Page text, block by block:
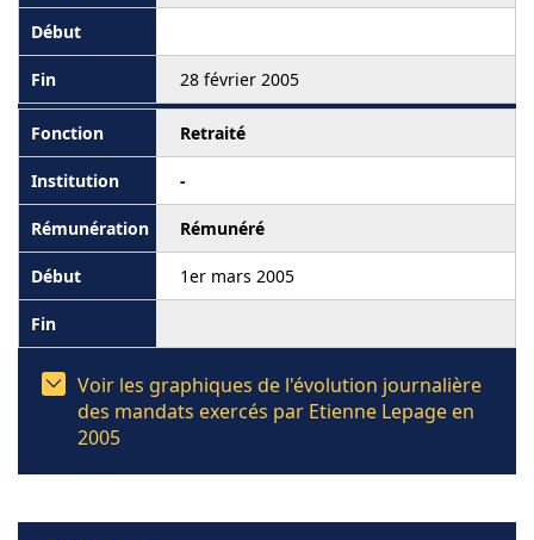
28 février 2005
Retraité
-
Rémunéré
1er mars 2005
Voir les graphiques de l'évolution journalière
des mandats exercés par Etienne Lepage en
2005